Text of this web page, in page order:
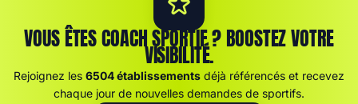
VOUS ÊTES COACH SPORTIF ? BOOSTEZ VOTRE
VISIBILITÉ.
Rejoignez les 6504 établissements déjà référencés et recevez
chaque jour de nouvelles demandes de sportifs.